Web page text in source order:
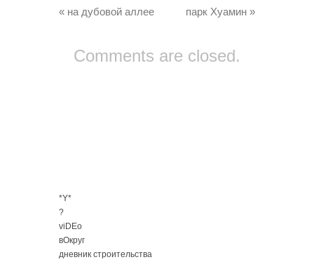
« на дубовой аллее парк Хуамин »
Comments are closed.
*Y*
?
viDEo
вОкруг
дневник строительства